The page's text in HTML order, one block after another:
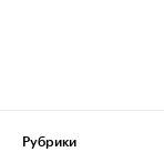
Рубрики